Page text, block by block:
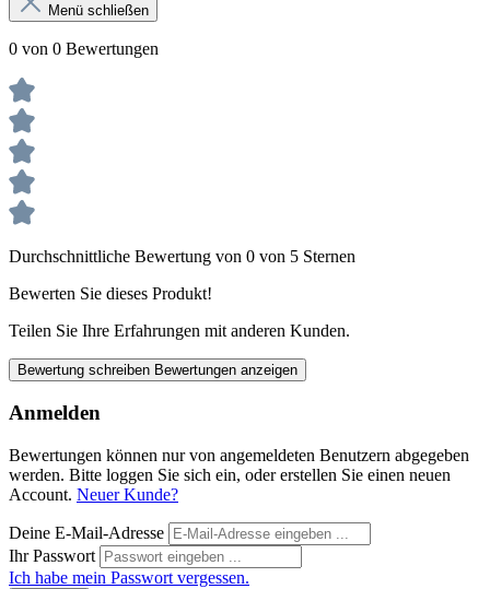
Menü schließen
0 von 0 Bewertungen
Durchschnittliche Bewertung von 0 von 5 Sternen
Bewerten Sie dieses Produkt!
Teilen Sie Ihre Erfahrungen mit anderen Kunden.
Bewertung schreiben Bewertungen anzeigen
Anmelden
Bewertungen können nur von angemeldeten Benutzern abgegeben
werden. Bitte loggen Sie sich ein, oder erstellen Sie einen neuen
Account. Neuer Kunde?
Deine E-Mail-Adresse
Ihr Passwort
Ich habe mein Passwort vergessen.